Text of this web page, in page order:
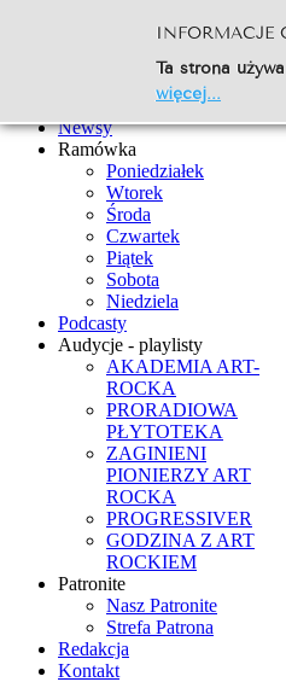
Strona Główna
Newsy
Ramówka
Poniedziałek
Wtorek
Środa
Czwartek
Piątek
Sobota
Niedziela
Podcasty
Audycje - playlisty
AKADEMIA ART-
ROCKA
PRORADIOWA
PŁYTOTEKA
ZAGINIENI
PIONIERZY ART
ROCKA
PROGRESSIVER
GODZINA Z ART
ROCKIEM
Patronite
Nasz Patronite
Strefa Patrona
Redakcja
Kontakt
INFORMACJE
Ta strona
więcej...